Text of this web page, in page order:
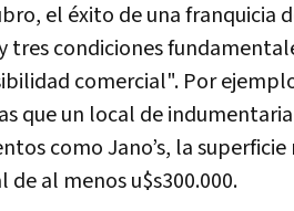
el éxito de una franquicia
tres condiciones
comercial". Por
que un local de
como Jano’s, la
de al menos u$s300.000.